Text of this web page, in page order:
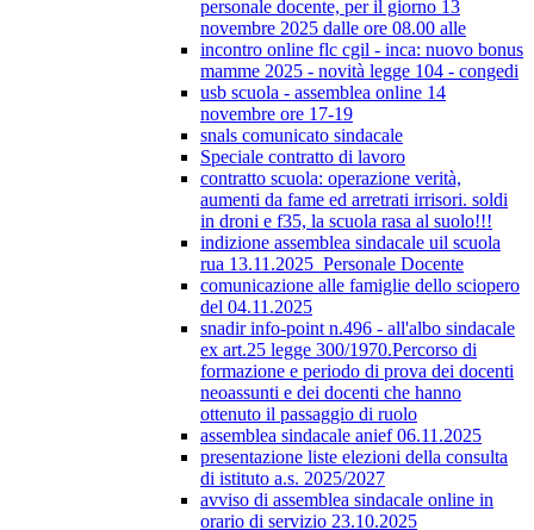
personale docente, per il giorno 13
novembre 2025 dalle ore 08.00 alle
incontro online flc cgil - inca: nuovo bonus
mamme 2025 - novità legge 104 - congedi
usb scuola - assemblea online 14
novembre ore 17-19
snals comunicato sindacale
Speciale contratto di lavoro
contratto scuola: operazione verità,
aumenti da fame ed arretrati irrisori. soldi
in droni e f35, la scuola rasa al suolo!!!
indizione assemblea sindacale uil scuola
rua 13.11.2025_Personale Docente
comunicazione alle famiglie dello sciopero
del 04.11.2025
snadir info-point n.496 - all'albo sindacale
ex art.25 legge 300/1970.Percorso di
formazione e periodo di prova dei docenti
neoassunti e dei docenti che hanno
ottenuto il passaggio di ruolo
assemblea sindacale anief 06.11.2025
presentazione liste elezioni della consulta
di istituto a.s. 2025/2027
avviso di assemblea sindacale online in
orario di servizio 23.10.2025